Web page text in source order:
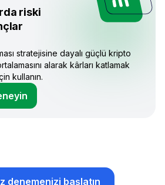
riski
stratejisine dayalı güçlü kripto
alarak kârları katlamak
kullanın.
denemenizi başlatın